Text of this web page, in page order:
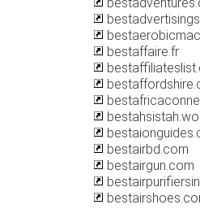
bestaffaire.fr
bestairbd.com
bestairgun.com